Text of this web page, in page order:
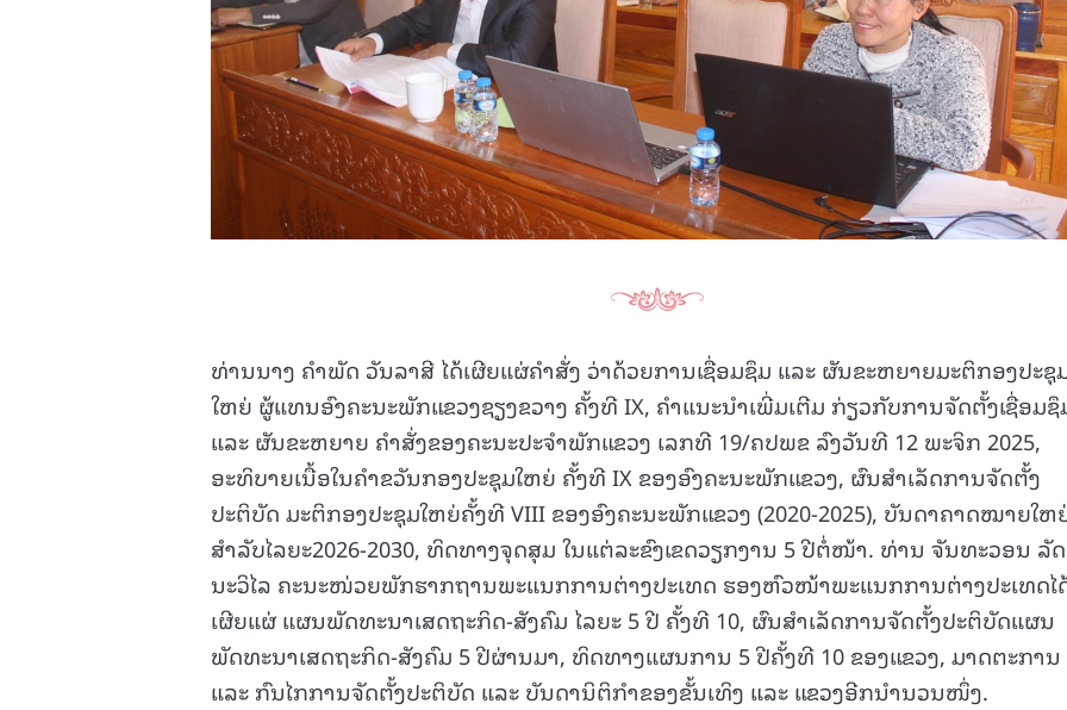
ທ່ານນາງ ຄຳພັດ ວັນລາສີ ໄດ້ເຜີຍແຜ່ຄຳສັ່ງ ວ່າດ້ວຍການເຊື່ອມຊຶມ ແລະ ຜັນຂະຫຍາຍມະຕິກອງປະຊຸ
ໃຫຍ່ ຜູ້ແທນອົງຄະນະພັກແຂວງຊຽງຂວາງ ຄັ້ງທີ IX, ຄຳແນະນຳເພີ່ມເຕີມ ກ່ຽວກັບການຈັດຕັ້ງເຊື່ອມຊຶ
ແລະ ຜັນຂະຫຍາຍ ຄຳສັ່ງຂອງຄະນະປະຈຳພັກແຂວງ ເລກທີ 19/ຄປພຂ ລົງວັນທີ 12 ພະຈິກ 2025,
ອະທິບາຍເນື້ອໃນຄຳຂວັນກອງປະຊຸມໃຫຍ່ ຄັ້ງທີ IX ຂອງອົງຄະນະພັກແຂວງ, ຜົນສຳເລັດການຈັດຕັ້ງ
ປະຕິບັດ ມະຕິກອງປະຊຸມໃຫຍ່ຄັ້ງທີ VIII ຂອງອົງຄະນະພັກແຂວງ (2020-2025), ບັນດາຄາດໝາຍໃຫ
ສຳລັບໄລຍະ2026-2030, ທິດທາງຈຸດສຸມ ໃນແຕ່ລະຂົງເຂດວຽກງານ 5 ປີຕໍ່ໜ້າ. ທ່ານ ຈັນທະວອນ ລັ
ນະວິໄລ ຄະນະໜ່ວຍພັກຮາກຖານພະແນກການຕ່າງປະເທດ ຮອງຫົວໜ້າພະແນກການຕ່າງປະເທດໄ
ເຜີຍແຜ່ ແຜນພັດທະນາເສດຖະກິດ-ສັງຄົມ ໄລຍະ 5 ປີ ຄັ້ງທີ 10, ຜົນສຳເລັດການຈັດຕັ້ງປະຕິບັດແຜນ
ພັດທະນາເສດຖະກິດ-ສັງຄົມ 5 ປີຜ່ານມາ, ທິດທາງແຜນການ 5 ປີຄັ້ງທີ 10 ຂອງແຂວງ, ມາດຕະການ
ແລະ ກົນໄກການຈັດຕັ້ງປະຕິບັດ ແລະ ບັນດານິຕິກຳຂອງຂັ້ນເທິງ ແລະ ແຂວງອີກນຳນວນໜຶ່ງ.